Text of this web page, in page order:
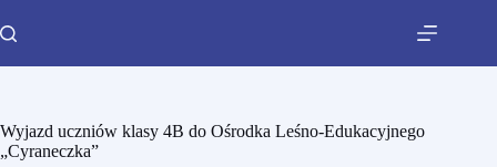
Wyjazd uczniów klasy 4B do Ośrodka Leśno-Edukacyjnego
„Cyraneczka”